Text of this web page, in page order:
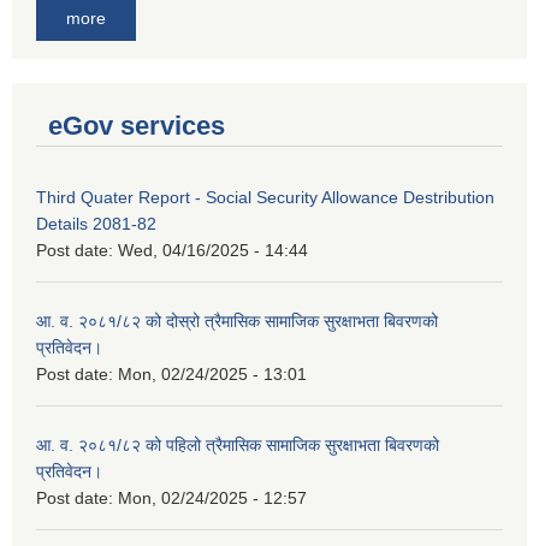
more
eGov services
Third Quater Report - Social Security Allowance Destribution
Details 2081-82
Post date: Wed, 04/16/2025 - 14:44
आ. व. २०८१/८२ को दोस्रो त्रैमासिक सामाजिक सुरक्षाभता बिवरणको
प्रतिवेदन।
Post date: Mon, 02/24/2025 - 13:01
आ. व. २०८१/८२ को पहिलो त्रैमासिक सामाजिक सुरक्षाभता बिवरणको
प्रतिवेदन।
Post date: Mon, 02/24/2025 - 12:57